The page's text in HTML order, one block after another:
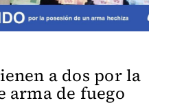
a dos por la
arma de fuego